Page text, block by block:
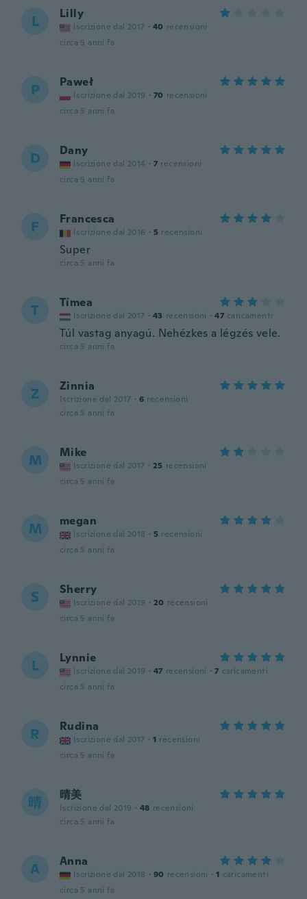
L Lilly
Iscrizione dal 2017 · 40 recensioni
circa 5 anni fa
P Paweł
Iscrizione dal 2019 · 70 recensioni
circa 5 anni fa
D Dany
Iscrizione dal 2014 · 7 recensioni
circa 5 anni fa
F Francesca
Iscrizione dal 2016 · 5 recensioni
Super
circa 5 anni fa
T Tímea
Iscrizione dal 2017 · 43 recensioni · 47 caricamenti
Túl vastag anyagú. Nehézkes a légzés vele.
circa 5 anni fa
Z Zinnia
Iscrizione dal 2017 · 6 recensioni
circa 5 anni fa
M Mike
Iscrizione dal 2017 · 25 recensioni
circa 5 anni fa
M megan
Iscrizione dal 2018 · 5 recensioni
circa 5 anni fa
S Sherry
Iscrizione dal 2019 · 20 recensioni
circa 5 anni fa
L Lynnie
Iscrizione dal 2019 · 47 recensioni · 7 caricamenti
circa 5 anni fa
R Rudina
Iscrizione dal 2017 · 1 recensioni
circa 5 anni fa
晴 晴美
Iscrizione dal 2019 · 48 recensioni
circa 5 anni fa
A Anna
Iscrizione dal 2018 · 90 recensioni · 1 caricamenti
circa 5 anni fa